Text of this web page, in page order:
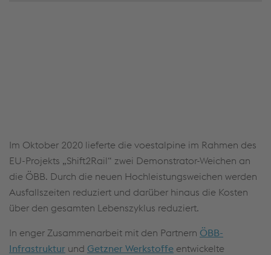
Mehr Infos & Einstellungen
Im Oktober 2020 lieferte die voestalpine im Rahmen des
EU-Projekts „Shift2Rail“ zwei Demonstrator-Weichen an
die ÖBB. Durch die neuen Hochleistungsweichen werden
Ausfallszeiten reduziert und darüber hinaus die Kosten
über den gesamten Lebenszyklus reduziert.
In enger Zusammenarbeit mit den Partnern ÖBB-
Infrastruktur und Getzner Werkstoffe entwickelte